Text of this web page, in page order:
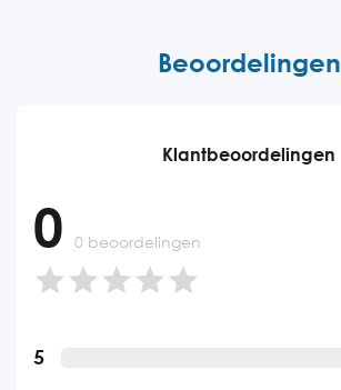
Beoordelingen
Klantbeoordelingen
5
0 0 beoordelingen